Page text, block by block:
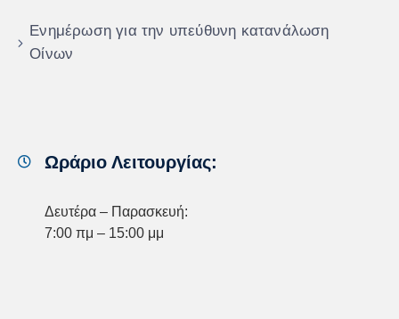
Ενημέρωση για την υπεύθυνη κατανάλωση
Οίνων
Ωράριο Λειτουργίας:
Δευτέρα – Παρασκευή:
7:00 πμ – 15:00 μμ